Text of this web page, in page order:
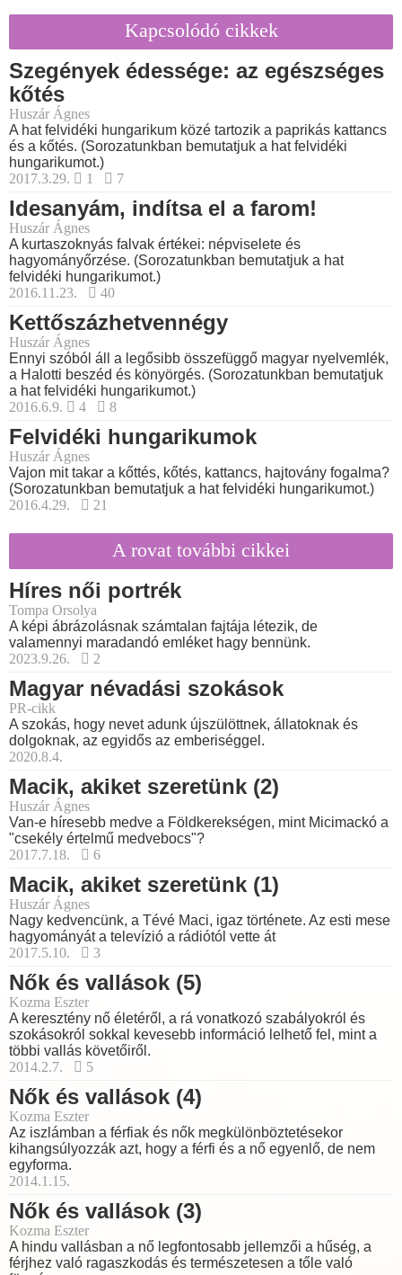
Kapcsolódó cikkek
Szegények édessége: az egészséges
kőtés
Huszár Ágnes
A hat felvidéki hungarikum közé tartozik a paprikás kattancs
és a kőtés. (Sorozatunkban bemutatjuk a hat felvidéki
hungarikumot.)
2017.3.29.
1 7
Idesanyám, indítsa el a farom!
Huszár Ágnes
A kurtaszoknyás falvak értékei: népviselete és
hagyományőrzése. (Sorozatunkban bemutatjuk a hat
felvidéki hungarikumot.)
2016.11.23.
40
Kettőszázhetvennégy
Huszár Ágnes
Ennyi szóból áll a legősibb összefüggő magyar nyelvemlék,
a Halotti beszéd és könyörgés. (Sorozatunkban bemutatjuk
a hat felvidéki hungarikumot.)
2016.6.9.
4 8
Felvidéki hungarikumok
Huszár Ágnes
Vajon mit takar a kőttés, kőtés, kattancs, hajtovány fogalma?
(Sorozatunkban bemutatjuk a hat felvidéki hungarikumot.)
2016.4.29.
21
A rovat további cikkei
Híres női portrék
Tompa Orsolya
A képi ábrázolásnak számtalan fajtája létezik, de
valamennyi maradandó emléket hagy bennünk.
2023.9.26.
2
Magyar névadási szokások
PR-cikk
A szokás, hogy nevet adunk újszülöttnek, állatoknak és
dolgoknak, az egyidős az emberiséggel.
2020.8.4.
Macik, akiket szeretünk (2)
Huszár Ágnes
Van-e híresebb medve a Földkerekségen, mint Micimackó a
"csekély értelmű medvebocs"?
2017.7.18.
6
Macik, akiket szeretünk (1)
Huszár Ágnes
Nagy kedvencünk, a Tévé Maci, igaz története. Az esti mese
hagyományát a televízió a rádiótól vette át
2017.5.10.
3
Nők és vallások (5)
Kozma Eszter
A keresztény nő életéről, a rá vonatkozó szabályokról és
szokásokról sokkal kevesebb információ lelhető fel, mint a
többi vallás követőiről.
2014.2.7.
5
Nők és vallások (4)
Kozma Eszter
Az iszlámban a férfiak és nők megkülönböztetésekor
kihangsúlyozzák azt, hogy a férfi és a nő egyenlő, de nem
egyforma.
2014.1.15.
Nők és vallások (3)
Kozma Eszter
A hindu vallásban a nő legfontosabb jellemzői a hűség, a
férjhez való ragaszkodás és természetesen a tőle való